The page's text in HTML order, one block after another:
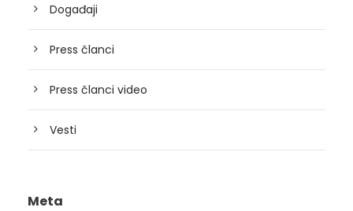
Događaji
Press članci
Press članci video
Vesti
Meta